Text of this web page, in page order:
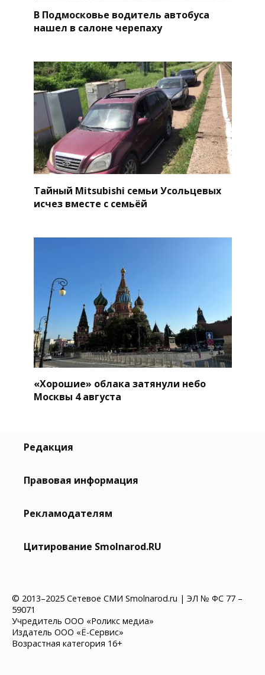
В Подмосковье водитель автобуса
нашел в салоне черепаху
Тайный Mitsubishi семьи Усольцевых
исчез вместе с семьёй
«Хорошие» облака затянули небо
Москвы 4 августа
Редакция
Правовая информация
Рекламодателям
Цитирование Smolnarod.RU
© 2013–2025 Сетевое СМИ Smolnarod.ru | ЭЛ № ФС 77 –
59071
Учредитель ООО «Роликс медиа»
Издатель ООО «Ё-Сервис»
Возрастная категория 16+